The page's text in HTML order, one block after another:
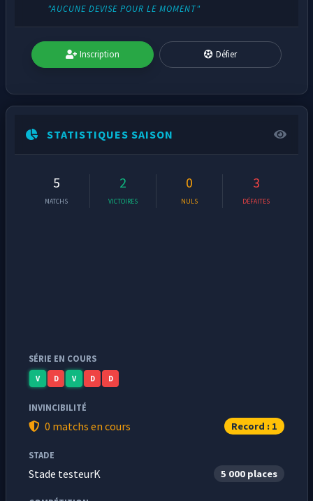
"AUCUNE DEVISE POUR LE MOMENT"
Inscription Défier
STATISTIQUES SAISON
5
MATCHS
2
VICTOIRES
0
NULS
3
DÉFAITES
SÉRIE EN COURS
V D V D D
INVINCIBILITÉ
0 matchs en cours Record : 1
STADE
Stade testeurK 5 000 places